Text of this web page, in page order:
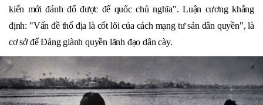
kiến mới đánh đổ được đế quốc chủ nghĩa". Luận cương khẳng
định: "Vấn đề thổ địa là cốt lõi của cách mạng tư sản dân quyền", là
cơ sở để Đảng giành quyền lãnh đạo dân cày.